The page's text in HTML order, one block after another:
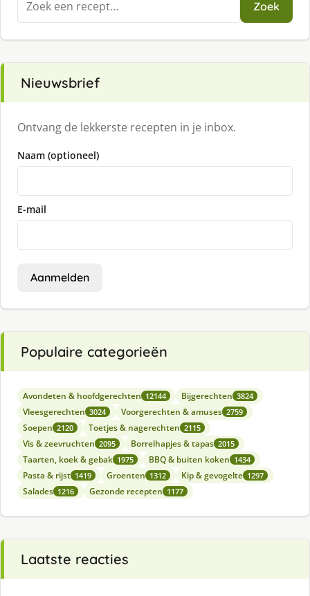
naar:
Zoek
Nieuwsbrief
Ontvang de lekkerste recepten in je inbox.
Naam (optioneel)
E-mail
Aanmelden
Populaire categorieën
Avondeten & hoofdgerechten 12144 Bijgerechten 3824
Vleesgerechten 3024 Voorgerechten & amuses 2759
Soepen 2120 Toetjes & nagerechten 2115
Vis & zeevruchten 2095 Borrelhapjes & tapas 2015
Taarten, koek & gebak 1975 BBQ & buiten koken 1434
Pasta & rijst 1419 Groenten 1312 Kip & gevogelte 1297
Salades 1216 Gezonde recepten 1177
Laatste reacties